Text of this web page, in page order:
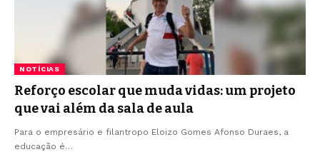
NOTÍCIAS
Reforço escolar que muda vidas: um projeto
que vai além da sala de aula
Para o empresário e filantropo Eloizo Gomes Afonso Duraes, a
educação é…